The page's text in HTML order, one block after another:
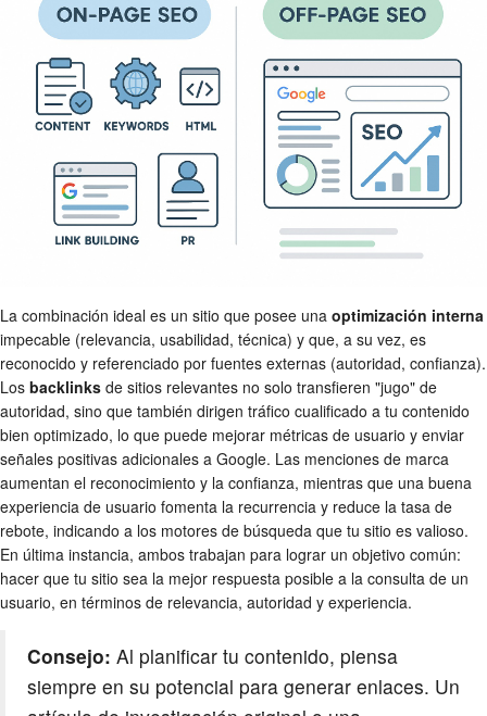
La combinación ideal es un sitio que posee una optimización interna
impecable (relevancia, usabilidad, técnica) y que, a su vez, es
reconocido y referenciado por fuentes externas (autoridad, confianza).
Los backlinks de sitios relevantes no solo transfieren "jugo" de
autoridad, sino que también dirigen tráfico cualificado a tu contenido
bien optimizado, lo que puede mejorar métricas de usuario y enviar
señales positivas adicionales a Google. Las menciones de marca
aumentan el reconocimiento y la confianza, mientras que una buena
experiencia de usuario fomenta la recurrencia y reduce la tasa de
rebote, indicando a los motores de búsqueda que tu sitio es valioso.
En última instancia, ambos trabajan para lograr un objetivo común:
hacer que tu sitio sea la mejor respuesta posible a la consulta de un
usuario, en términos de relevancia, autoridad y experiencia.
Consejo: Al planificar tu contenido, piensa
siempre en su potencial para generar enlaces. Un